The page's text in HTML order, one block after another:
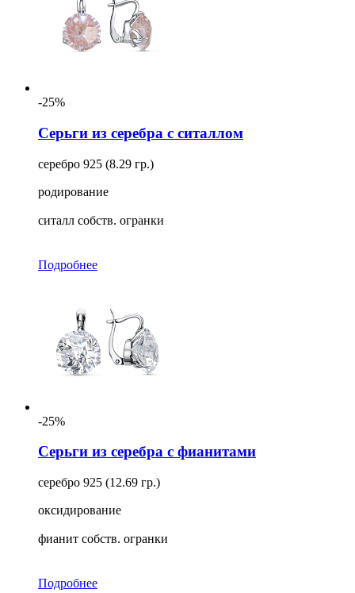
-25%
Серьги из серебра с ситаллом
серебро 925 (8.29 гр.)
родирование
ситалл собств. огранки
Подробнее
-25%
Серьги из серебра с фианитами
серебро 925 (12.69 гр.)
оксидирование
фианит собств. огранки
Подробнее